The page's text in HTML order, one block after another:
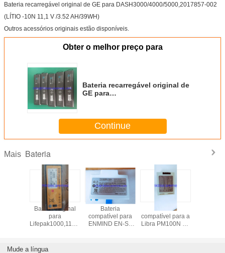
Bateria recarregável original de GE para DASH3000/4000/5000,2017857-002
(LÍTIO -10N 11,1 V /3.52 AH/39WH)
Outros acessórios originais estão disponíveis.
Obter o melhor preço para
Bateria recarregável original de
GE para
Continue
Mais Bateria
10HR-
Bateria original
para
Lifepak1000,11141-
Bateria
compatível para
ENMIND EN-S7
Bateria
compatível para a
Libra PM100N de
Mude a língua